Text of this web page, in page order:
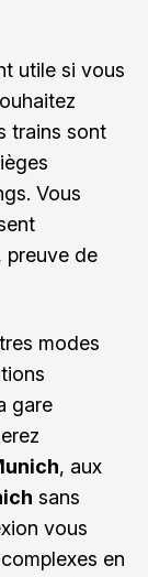
utile si vous
trains sont
Vous
preuve de
modes
gare
, aux
sans
vous
en